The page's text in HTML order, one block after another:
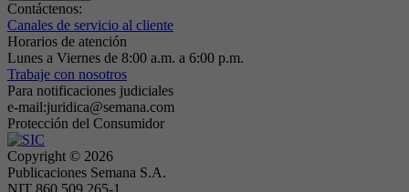
Contáctenos:
Canales de servicio al cliente
Horarios de atención
Lunes a Viernes de 8:00 a.m. a 6:00 p.m.
Trabaje con nosotros
Para notificaciones judiciales
e-mail:juridica@semana.com
Protección del Consumidor
Copyright © 2026
Publicaciones Semana S.A.